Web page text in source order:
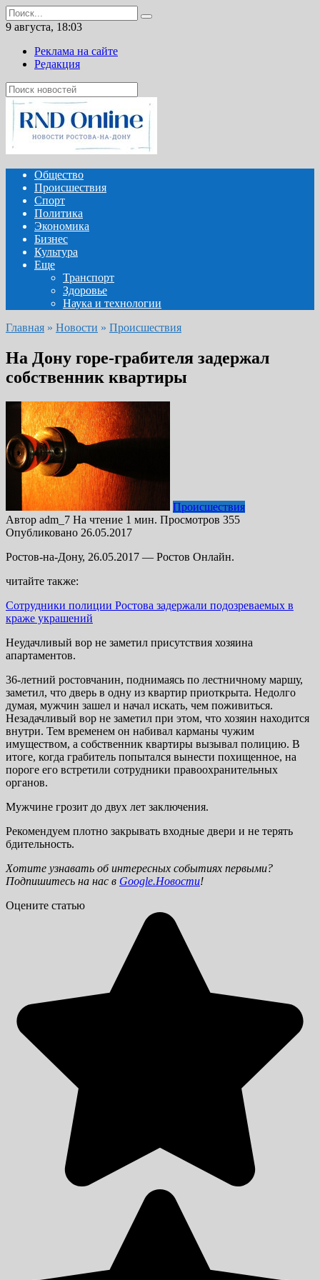
Перейти
к
содержанию
Search
for:
9 августа, 18:03
Реклама на сайте
Редакция
Общество
Происшествия
Спорт
Политика
Экономика
Бизнес
Культура
Еще
Транспорт
Здоровье
Наука и технологии
Главная » Новости » Происшествия
На Дону горе-грабителя задержал
собственник квартиры
Происшествия
Автор adm_7 На чтение 1 мин. Просмотров 355
Опубликовано 26.05.2017
Ростов-на-Дону, 26.05.2017 — Ростов Онлайн.
читайте также:
Сотрудники полиции Ростова задержали подозреваемых в
краже украшений
Неудачливый вор не заметил присутствия хозяина
апартаментов.
36-летний ростовчанин, поднимаясь по лестничному маршу,
заметил, что дверь в одну из квартир приоткрыта. Недолго
думая, мужчин зашел и начал искать, чем поживиться.
Незадачливый вор не заметил при этом, что хозяин находится
внутри. Тем временем он набивал карманы чужим
имуществом, а собственник квартиры вызывал полицию. В
итоге, когда грабитель попытался вынести похищенное, на
пороге его встретили сотрудники правоохранительных
органов.
Мужчине грозит до двух лет заключения.
Рекомендуем плотно закрывать входные двери и не терять
бдительность.
Хотите узнавать об интересных событиях первыми?
Подпишитесь на нас в Google.Новости!
Оцените статью